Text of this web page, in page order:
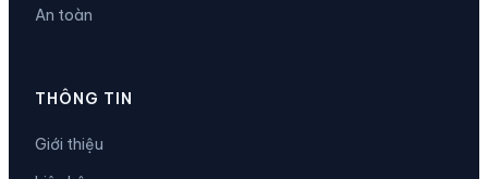
An toàn
THÔNG TIN
Giới thiệu